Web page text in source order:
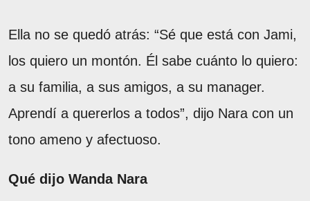
Ella no se quedó atrás: “Sé que está con Jami,
los quiero un montón. Él sabe cuánto lo quiero:
a su familia, a sus amigos, a su manager.
Aprendí a quererlos a todos”, dijo Nara con un
tono ameno y afectuoso.
Qué dijo Wanda Nara